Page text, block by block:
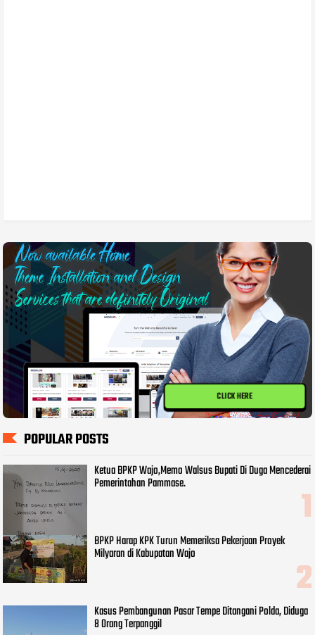
CLICK HERE
POPULAR POSTS
Ketua BPKP Wajo,Memo Walsus Bupati Di Duga Mencederai
Pemerintahan Pammase.
BPKP Harap KPK Turun Memeriksa Pekerjaan Proyek
Milyaran di Kabupatan Wajo
Kasus Pembangunan Pasar Tempe Ditangani Polda, Diduga
8 Orang Terpanggil